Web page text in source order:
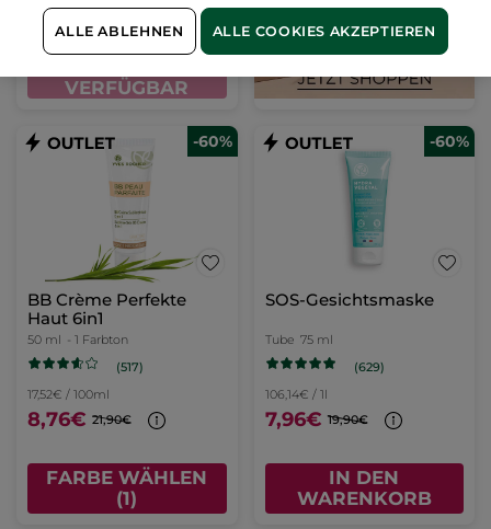
VERFÜGBAR
-60%
BB Crème Perfekte
Haut 6in1
50 ml - 1 Farbton
(517)
17,52€ / 100ml
8,76€ 21,90€
FARBE WÄHLEN
(1)
-60%
SOS-Gesichtsmaske
Tube 75 ml
(629)
106,14€ / 1l
7,96€ 19,90€
IN DEN
WARENKORB
ALLE ABLEHNEN ALLE COOKIES AKZEPTIEREN